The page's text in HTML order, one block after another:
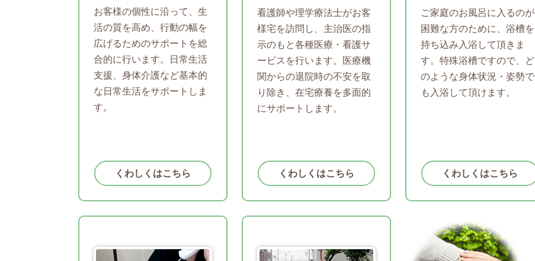
お客様の個性に沿って、生
活の質を高め、行動の幅を
広げるためのサポートを総
合的に行います。日常生活
支援、身体介護など基本的
な日常生活をサポートしま
す。
くわしくはこちら
看護師や理学療法士がお客
様宅を訪問し、主治医の指
示のもと各種医療・看護サ
ービスを行います。医療機
関からの退院時の不安を取
り除き、在宅療養を多面的
にサポートします。
くわしくはこちら
ご家庭のお風呂に入るのが
困難な方のために、浴槽を
持ち込み入浴して頂きま
す。特殊浴槽ですので、ど
のような身体状況・姿勢で
も入浴して頂けます。
くわしくはこちら